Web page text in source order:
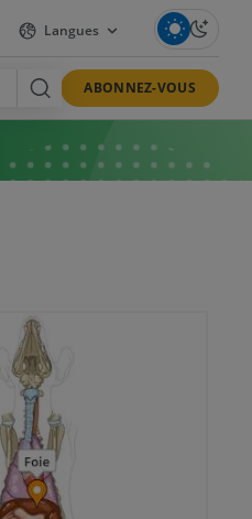
Langues
ABONNEZ-VOUS